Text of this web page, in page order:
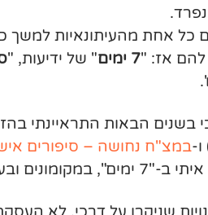
כל אחת מהעיתונאיות
להם אז: "7 ימים " של ידיעות, "
הבאות התראיינתי
במצ"ח נחושה – סיפורים
ובתחנות רדיו אזוריות.